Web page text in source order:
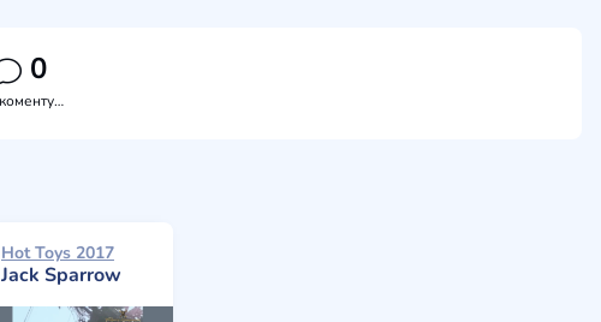
0
Прокоментувати
Hot Toys 2017
Jack Sparrow